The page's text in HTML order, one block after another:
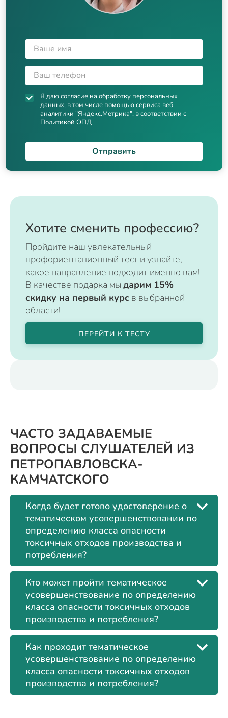
Я даю согласие наобработку персональных
данных, в том числе помощью сервиса веб-
аналитики "Яндекс.Метрика", в соответствии с
Политикой ОПД
Отправить
Хотите сменить профессию?
Пройдите наш увлекательный
профориентационный тест и узнайте,
какое направление подходит именно вам!
В качестве подарка мы дарим 15%
скидку на первый курс в выбранной
области!
ПЕРЕЙТИ К ТЕСТУ
ЧАСТО ЗАДАВАЕМЫЕ
ВОПРОСЫ СЛУШАТЕЛЕЙ ИЗ
ПЕТРОПАВЛОВСКА-
КАМЧАТСКОГО
Когда будет готово удостоверение о
тематическом усовершенствовании по
определению класса опасности
токсичных отходов производства и
потребления?
Кто может пройти тематическое
усовершенствование по определению
класса опасности токсичных отходов
производства и потребления?
Как проходит тематическое
усовершенствование по определению
класса опасности токсичных отходов
производства и потребления?